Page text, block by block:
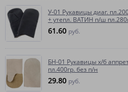
У-01 Рукавицы диаг.
+ утепл. ВАТИН п/ш
61.60 руб.
БН-01 Рукавицы х/б
пл.400гр. без п/н
29.80 руб.